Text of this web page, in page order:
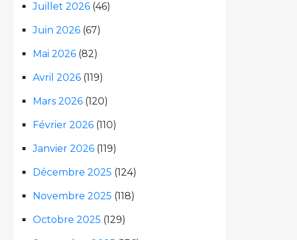
Juillet 2026 (46)
Juin 2026 (67)
Mai 2026 (82)
Avril 2026 (119)
Mars 2026 (120)
Février 2026 (110)
Janvier 2026 (119)
Décembre 2025 (124)
Novembre 2025 (118)
Octobre 2025 (129)